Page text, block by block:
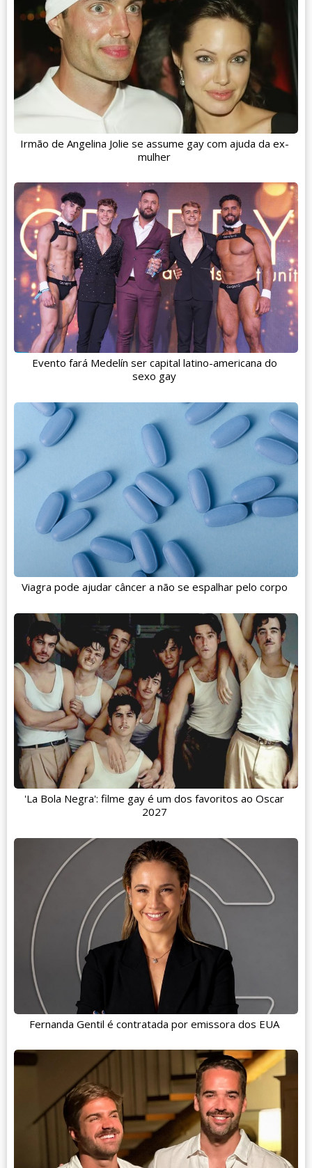
Irmão de Angelina Jolie se assume gay com ajuda da ex-
mulher
Evento fará Medelín ser capital latino-americana do
sexo gay
Viagra pode ajudar câncer a não se espalhar pelo corpo
'La Bola Negra': filme gay é um dos favoritos ao Oscar
2027
Fernanda Gentil é contratada por emissora dos EUA